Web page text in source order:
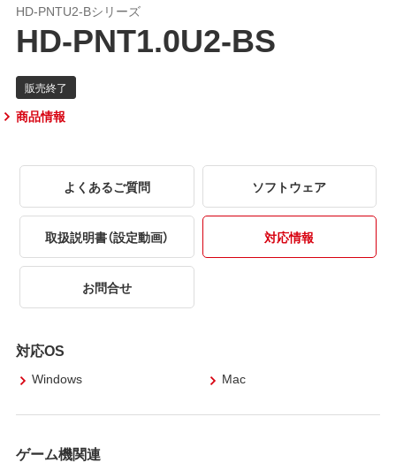
HD-PNTU2-Bシリーズ
HD-PNT1.0U2-BS
商品情報
よくあるご質問 ソフトウェア
取扱説明書（設定動画） 対応情報
お問合せ
対応OS
Windows Mac
ゲーム機関連